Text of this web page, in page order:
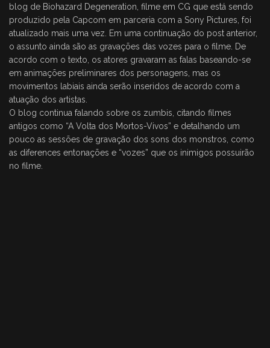
blog de Biohazard Degeneration, filme em CG que está sendo
produzido pela Capcom em parceria com a Sony Pictures, foi
atualizado mais uma vez. Em uma continuação do post anterior,
o assunto ainda são as gravações das vozes para o filme. De
acordo com o texto, os atores gravaram as falas baseando-se
em animações preliminares dos personagens, mas os
movimentos labiais ainda serão inseridos de acordo com a
atuação dos artistas.
O blog continua falando sobre os zumbis, citando filmes
antigos como “A Volta dos Mortos-Vivos” e detalhando um
pouco as sessões de gravação dos sons dos monstros, como
as diferences entonações e “vozes” que os inimigos possuirão
no filme.